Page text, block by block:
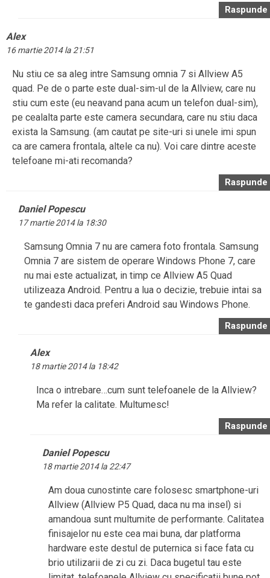
Raspunde
Alex
16 martie 2014 la 21:51
Nu stiu ce sa aleg intre Samsung omnia 7 si Allview A5
quad. Pe de o parte este dual-sim-ul de la Allview, care nu
stiu cum este (eu neavand pana acum un telefon dual-sim),
pe cealalta parte este camera secundara, care nu stiu daca
exista la Samsung. (am cautat pe site-uri si unele imi spun
ca are camera frontala, altele ca nu). Voi care dintre aceste
telefoane mi-ati recomanda?
Raspunde
Daniel Popescu
17 martie 2014 la 18:30
Samsung Omnia 7 nu are camera foto frontala. Samsung
Omnia 7 are sistem de operare Windows Phone 7, care
nu mai este actualizat, in timp ce Allview A5 Quad
utilizeaza Android. Pentru a lua o decizie, trebuie intai sa
te gandesti daca preferi Android sau Windows Phone.
Raspunde
Alex
18 martie 2014 la 18:42
Inca o intrebare…cum sunt telefoanele de la Allview?
Ma refer la calitate. Multumesc!
Raspunde
Daniel Popescu
18 martie 2014 la 22:47
Am doua cunostinte care folosesc smartphone-uri
Allview (Allview P5 Quad, daca nu ma insel) si
amandoua sunt multumite de performante. Calitatea
finisajelor nu este cea mai buna, dar platforma
hardware este destul de puternica si face fata cu
brio utilizarii de zi cu zi. Daca bugetul tau este